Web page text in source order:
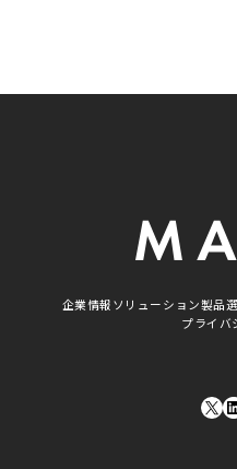
I-FOREST名古屋伏見
企業情報 ソリューション製品
プライバ